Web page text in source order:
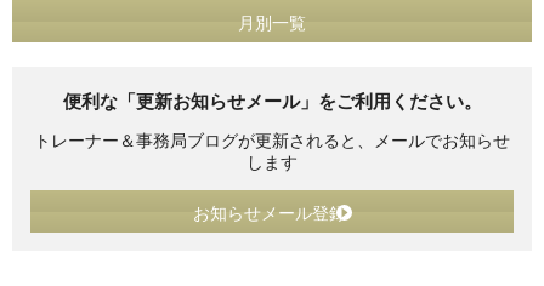
月別一覧
便利な「更新お知らせメール」をご利用ください。
トレーナー＆事務局ブログが更新されると、メールでお知らせ
します
お知らせメール登録